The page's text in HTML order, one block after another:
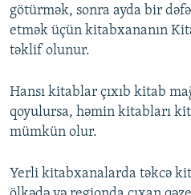
götürmək, sonra ayda bir
etmək üçün kitabxananın
təklif olunur.
Hansı kitablar çıxıb kitab
qoyulursa, həmin kitabları
mümkün olur.
Yerli kitabxanalarda təkcə